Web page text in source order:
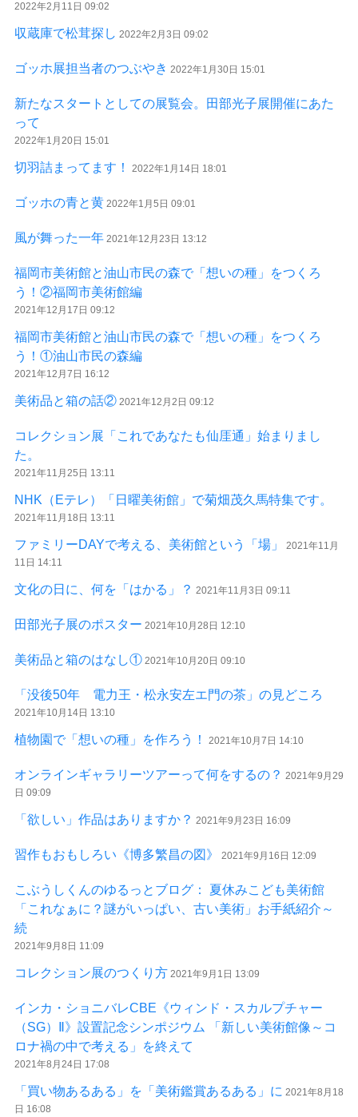
2022年2月11日 09:02
収蔵庫で松茸探し 2022年2月3日 09:02
ゴッホ展担当者のつぶやき 2022年1月30日 15:01
新たなスタートとしての展覧会。田部光子展開催にあた
って
2022年1月20日 15:01
切羽詰まってます！ 2022年1月14日 18:01
ゴッホの青と黄 2022年1月5日 09:01
風が舞った一年 2021年12月23日 13:12
福岡市美術館と油山市民の森で「想いの種」をつくろ
う！②福岡市美術館編
2021年12月17日 09:12
福岡市美術館と油山市民の森で「想いの種」をつくろ
う！①油山市民の森編
2021年12月7日 16:12
美術品と箱の話② 2021年12月2日 09:12
コレクション展「これであなたも仙厓通」始まりまし
た。
2021年11月25日 13:11
NHK（Eテレ）「日曜美術館」で菊畑茂久馬特集です。
2021年11月18日 13:11
ファミリーDAYで考える、美術館という「場」
2021年11月
11日 14:11
文化の日に、何を「はかる」？ 2021年11月3日 09:11
田部光子展のポスター 2021年10月28日 12:10
美術品と箱のはなし① 2021年10月20日 09:10
「没後50年 電力王・松永安左エ門の茶」の見どころ
2021年10月14日 13:10
植物園で「想いの種」を作ろう！ 2021年10月7日 14:10
オンラインギャラリーツアーって何をするの？ 2021年9月29
日 09:09
「欲しい」作品はありますか？ 2021年9月23日 16:09
習作もおもしろい《博多繁昌の図》 2021年9月16日 12:09
こぶうしくんのゆるっとブログ： 夏休みこども美術館
「これなぁに？謎がいっぱい、古い美術」お手紙紹介～
続
2021年9月8日 11:09
コレクション展のつくり方 2021年9月1日 13:09
インカ・ショニバレCBE《ウィンド・スカルプチャー
（SG）Ⅱ》設置記念シンポジウム 「新しい美術館像～コ
ロナ禍の中で考える」を終えて
2021年8月24日 17:08
「買い物あるある」を「美術鑑賞あるある」に 2021年8月18
日 16:08